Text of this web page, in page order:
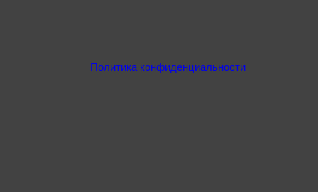
Политика конфиденциальности